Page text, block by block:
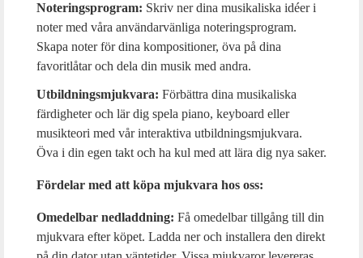
Noteringsprogram: Skriv ner dina musikaliska idéer i
noter med våra användarvänliga noteringsprogram.
Skapa noter för dina kompositioner, öva på dina
favoritlåtar och dela din musik med andra.
Utbildningsmjukvara: Förbättra dina musikaliska
färdigheter och lär dig spela piano, keyboard eller
musikteori med vår interaktiva utbildningsmjukvara.
Öva i din egen takt och ha kul med att lära dig nya saker.
Fördelar med att köpa mjukvara hos oss:
Omedelbar nedladdning: Få omedelbar tillgång till din
mjukvara efter köpet. Ladda ner och installera den direkt